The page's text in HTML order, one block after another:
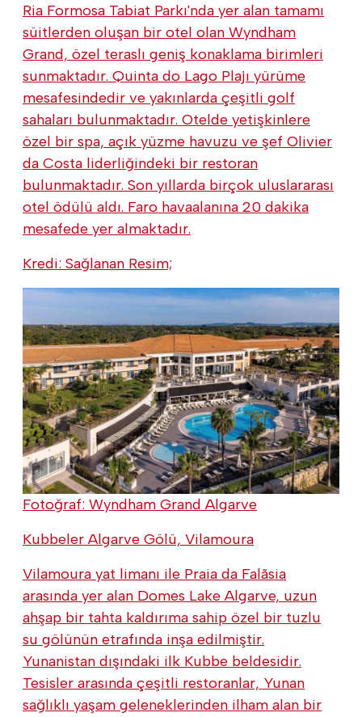
Ria Formosa Tabiat Parkı'nda yer alan tamamı
süitlerden oluşan bir otel olan Wyndham
Grand, özel teraslı geniş konaklama birimleri
sunmaktadır. Quinta do Lago Plajı yürüme
mesafesindedir ve yakınlarda çeşitli golf
sahaları bulunmaktadır. Otelde yetişkinlere
özel bir spa, açık yüzme havuzu ve şef Olivier
da Costa liderliğindeki bir restoran
bulunmaktadır. Son yıllarda birçok uluslararası
otel ödülü aldı. Faro havaalanına 20 dakika
mesafede yer almaktadır.
Kredi: Sağlanan Resim;
Fotoğraf: Wyndham Grand Algarve
Kubbeler Algarve Gölü, Vilamoura
Vilamoura yat limanı ile Praia da Falãsia
arasında yer alan Domes Lake Algarve, uzun
ahşap bir tahta kaldırıma sahip özel bir tuzlu
su gölünün etrafında inşa edilmiştir.
Yunanistan dışındaki ilk Kubbe beldesidir.
Tesisler arasında çeşitli restoranlar, Yunan
sağlıklı yaşam geleneklerinden ilham alan bir